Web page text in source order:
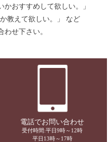
かおすすめして欲しい。」
教えて欲しい。」 など
わせ下さい。
電話でお問い合わせ
受付時間:平日9時～12時
平日13時～17時